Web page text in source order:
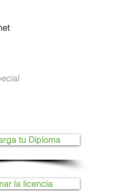
tu Diploma
la licencia